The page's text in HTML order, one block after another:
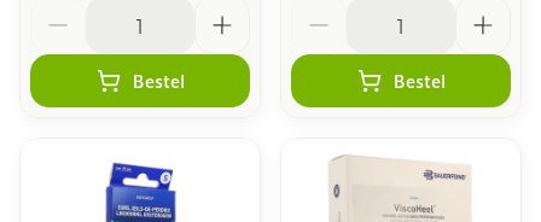
Bestel Bestel